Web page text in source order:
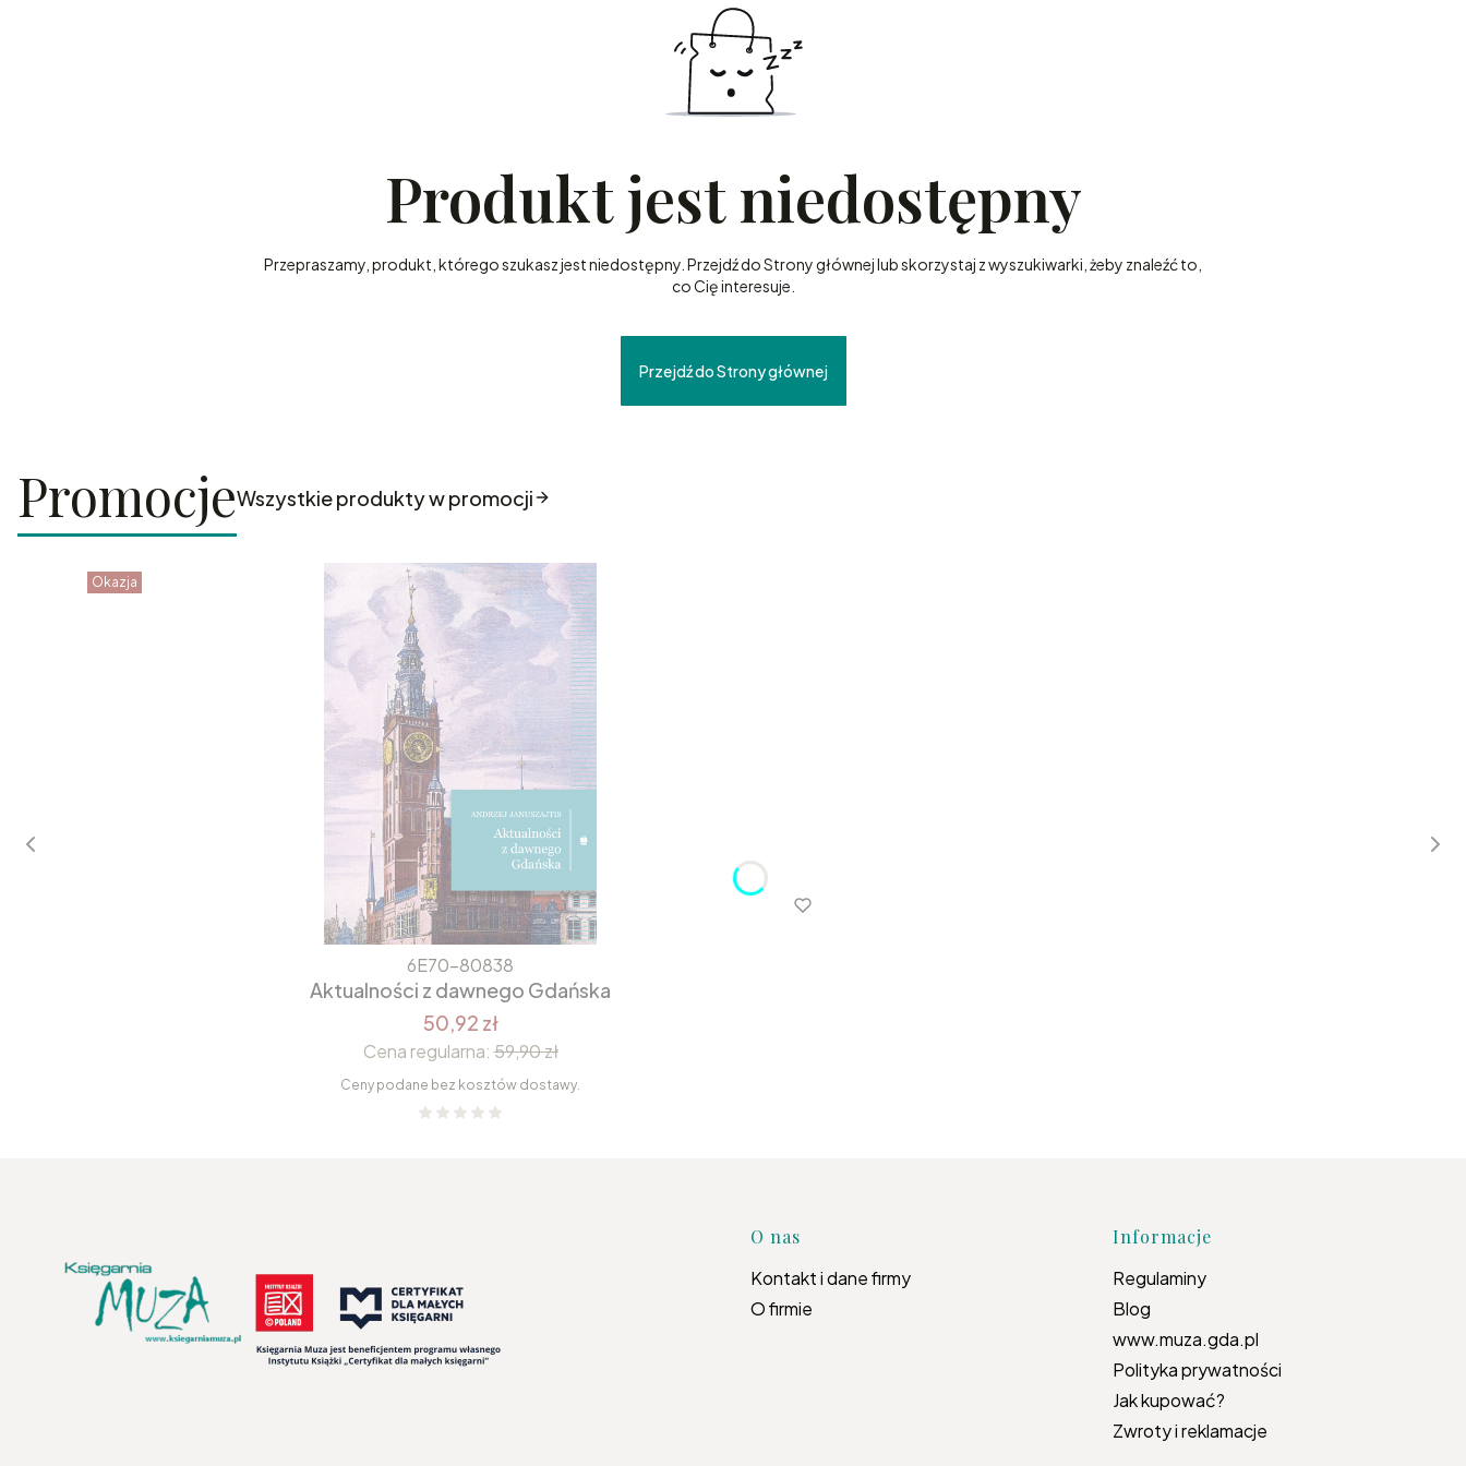
Produkt jest niedostępny
Przepraszamy, produkt, którego szukasz jest niedostępny. Przejdź do Strony głównej lub skorzystaj z wyszukiwarki, żeby znaleźć to,
co Cię interesuje.
Przejdź do Strony głównej
PromocjeWszystkie produkty w promocji
Okazja
6E70-80838
Aktualności z dawnego Gdańska
50,92 zł
Cena regularna: 59,90 zł
Ceny podane bez kosztów dostawy.
Linki w stopce
O nas
Kontakt i dane firmy
O firmie
Informacje
Regulaminy
Blog
www.muza.gda.pl
Polityka prywatności
Jak kupować?
Zwroty i reklamacje